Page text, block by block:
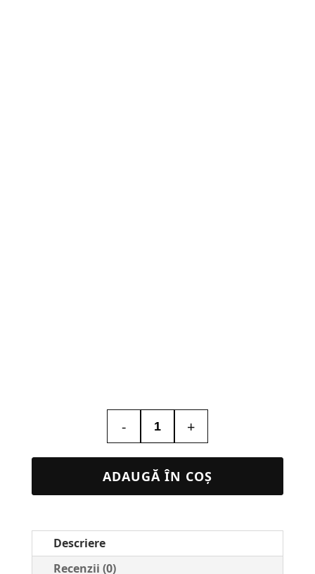
-
Cantitate
Calendar
Personalizat
de
Business
+
ADAUGĂ ÎN COȘ
Descriere
Recenzii (0)